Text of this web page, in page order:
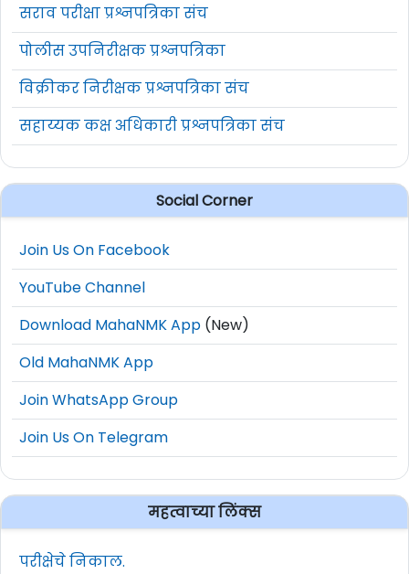
सराव परीक्षा प्रश्नपत्रिका संच
पोलीस उपनिरीक्षक प्रश्नपत्रिका
विक्रीकर निरीक्षक प्रश्नपत्रिका संच
सहाय्यक कक्ष अधिकारी प्रश्नपत्रिका संच
Social Corner
Join Us On Facebook
YouTube Channel
Download MahaNMK App (New)
Old MahaNMK App
Join WhatsApp Group
Join Us On Telegram
महत्वाच्या लिंक्स
परीक्षेचे निकाल.